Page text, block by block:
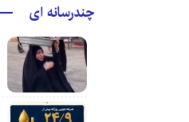
چندرسانه ای